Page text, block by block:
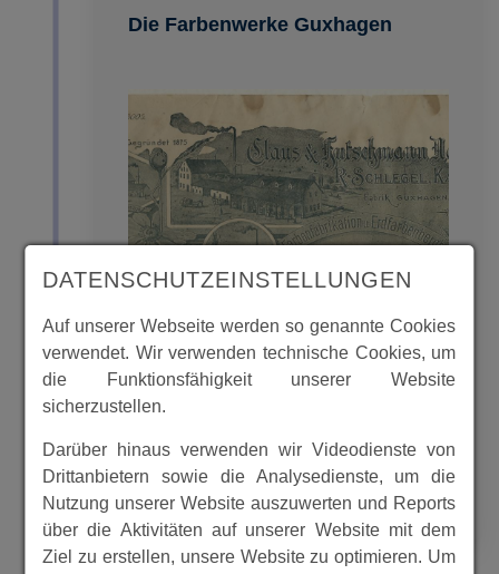
Die Farbenwerke Guxhagen
Die Farbenmühle in Guxhagen an der
Schiffstatt wurde vor 1900 von der
Kassel betrieben
MEHR
DATENSCHUTZEINSTELLUNGEN
Auf unserer Webseite werden so genannte Cookies
verwendet. Wir verwenden technische Cookies, um
die Funktionsfähigkeit unserer Website
sicherzustellen.
Darüber hinaus verwenden wir Videodienste von
Drittanbietern sowie die Analysedienste, um die
Nutzung unserer Website auszuwerten und Reports
über die Aktivitäten auf unserer Website mit dem
Ziel zu erstellen, unsere Website zu optimieren. Um